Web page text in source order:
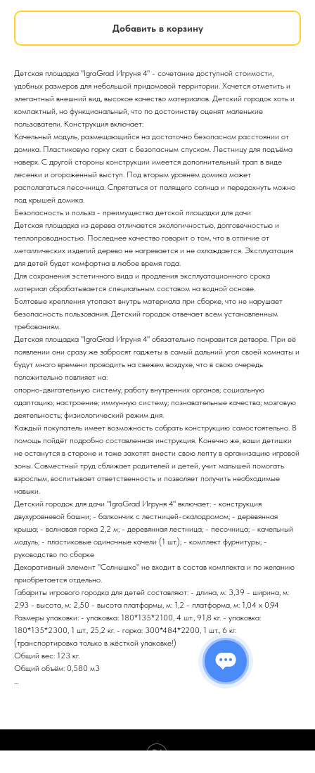
Добавить в корзину
Детская площадка "IgraGrad Игруня 4" - сочетание доступной стоимости,
удобных размеров для небольшой придомовой территории. Хочется отметить и
элегантный внешний вид, высокое качество материалов. Детский городок хоть и
компактный, но функциональный, что по достоинству оценят маленькие
пользователи. Конструкция включает:
Качельный модуль, размещающийся на достаточно безопасном расстоянии от
домика. Пластиковую горку скат с безопасным спуском. Лестницу для подъёма
наверх. С другой стороны конструкции имеется дополнительный трап в виде
лесенки и огороженный выступ. Под вторым уровнем домика может
располагаться песочница. Спрятаться от палящего солнца и передохнуть можно
под крышей домика.
Безопасность и польза - преимущества детской площадки для дачи
Детская площадка из дерева отличается экологичностью, долговечностью и
теплопроводностью. Последнее качество говорит о том, что в отличие от
металлических изделий дерево не нагревается и не охлаждается. Эксплуатация
для детей будет комфортна в любое время года.
Для сохранения эстетичного вида и продления эксплуатационного срока
материал обрабатывается специальным составом на водной основе.
Болтовые крепления утопают внутрь материала при сборке, что не нарушает
безопасность пользования. Детский городок отвечает всем установленным
требованиям.
Детская площадка "IgraGrad Игруня 4" обязательно понравится детворе. При её
появлении они сразу же забросят гаджеты в самый дальний угол своей комнаты и
будут много времени проводить на свежем воздухе, что в свою очередь
положительно повлияет на:
опорно-двигательную систему; работу внутренних органов; социальную
адаптацию; настроение; иммунную систему; познавательные качества; мозговую
деятельность; физиологический режим дня.
Каждый покупатель имеет возможность собрать конструкцию самостоятельно. В
помощь пойдёт подробно составленная инструкция. Конечно же, ваши детишки
не останутся в стороне и тоже захотят внести свою лепту в организацию игровой
зоны. Совместный труд сближает родителей и детей, учит малышей помогать
взрослым, воспитывает ответственность и позволяет получить необходимые
навыки.
Детский городок для дачи "IgraGrad Игруня 4" включает: - конструкция
двухуровневой башни; - балкончик с лестницей-скалодромом; - деревянная
крыша; - волновая горка 2,2 м; - деревянная лестница; - песочница; - качельный
модуль; - пластиковые одиночные качели (1 шт.); - комплект фурнитуры; -
руководство по сборке
Декоративный элемент "Солнышко" не входит в состав комплекта и по желанию
приобретается отдельно.
Габариты игрового городка для детей составляют: - длина, м: 3,39 - ширина, м:
2,93 - высота, м: 2,50 - высота платформы, м: 1,2 - платформа, м: 1,04 x 0,94
Размеры упаковки: - упаковка: 180*135*2100, 4 шт., 91,8 кг. - упаковка:
180*135*2300, 1 шт., 25,2 кг. - горка: 300*484*2200, 1 шт., 6 кг.
(транспортировка только в жёсткой упаковке!)
Общий вес: 123 кг.
Общий объём: 0,580 м3
...
Tilda